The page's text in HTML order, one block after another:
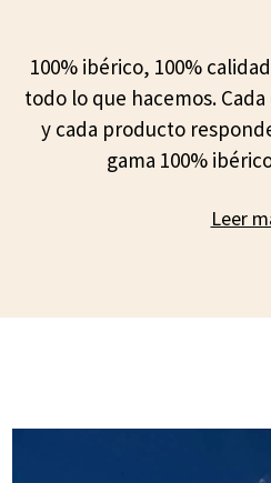
100% ibérico, 100%
todo lo que hacemos.
y cada producto
gama 100%
Leer